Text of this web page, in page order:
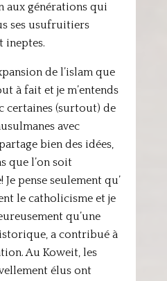
aux générations qui
ses usufruitiers
ineptes.
de l’islam que
à fait et je m’entends
certaines (surtout) de
avec
bien des idées,
que l’on soit
pense seulement qu’
le catholicisme et je
qu’une
a contribué à
Au Koweit, les
élus ont